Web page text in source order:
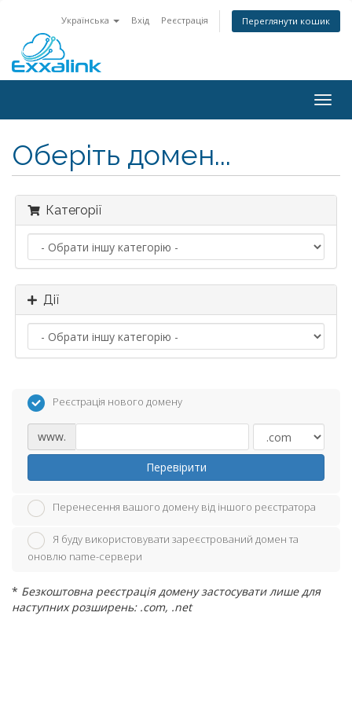
Українська Вхід Реєстрація Переглянути кошик
Оберіть домен...
Категорії
Дії
Реєстрація нового домену
www.
Перевірити
Перенесення вашого домену від іншого реєстратора
Я буду використовувати зареєстрований домен та
оновлю name-сервери
* Безкоштовна реєстрація домену застосувати лише для
наступних розширень: .com, .net